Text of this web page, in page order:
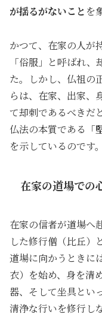
が揺るがないこと を
かつて、在家の人が
「俗服」と呼ばれ
た。しかし、仏祖の
らは、在家、出家、
て却刺であるべきだ
仏法の本質である「
を示しているのです。
在家の道場での
在家の信者が道場へ
した修行僧（比丘）
道場に向かうときに
衣）を始め、身を清
器、そして坐具とい
清浄な行いを修行し